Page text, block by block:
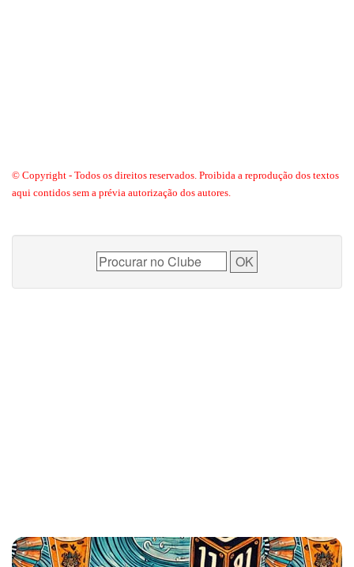
© Copyright - Todos os direitos reservados. Proibida a reprodução dos textos
aqui contidos sem a prévia autorização dos autores.